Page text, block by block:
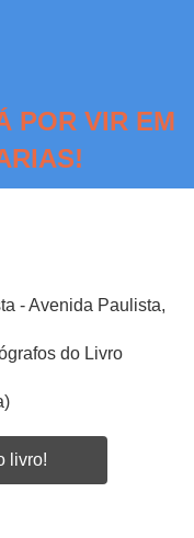
POR VIR EM
- Avenida Paulista,
do Livro
livro!